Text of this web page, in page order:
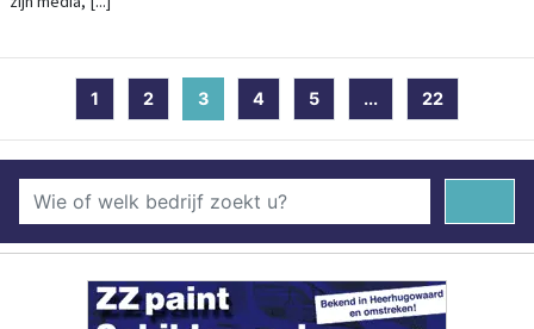
1 2 3 (current)
4 5 ... 22